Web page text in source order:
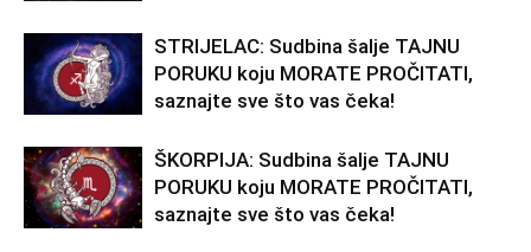
STRIJELAC: Sudbina šalje TAJNU
PORUKU koju MORATE PROČITATI,
saznajte sve što vas čeka!
ŠKORPIJA: Sudbina šalje TAJNU
PORUKU koju MORATE PROČITATI,
saznajte sve što vas čeka!